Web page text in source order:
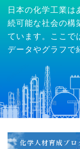
日本の化学工業は
続可能な社会の構
ています。ここで
データやグラフで